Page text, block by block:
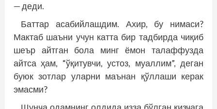
— деди.
Баттар асабийлашдим. Ахир, бу нимаси?
Мактаб шаъни учун катта бир тадбирда чиқиб
шеър айтган бола минг ёмон талаффузда
айтса ҳам, “ўқитувчи, устоз, муаллим”, деган
буюк зотлар уларни маънан қўллаши керак
эмасми?